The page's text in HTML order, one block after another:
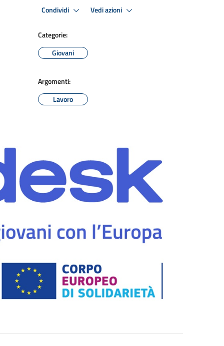
Condividi Vedi azioni
Categorie:
Giovani
Argomenti:
Lavoro